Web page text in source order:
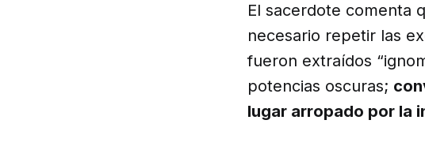
El sacerdote comenta
necesario repetir las
fueron extraídos
potencias oscuras;
lugar arropado por la